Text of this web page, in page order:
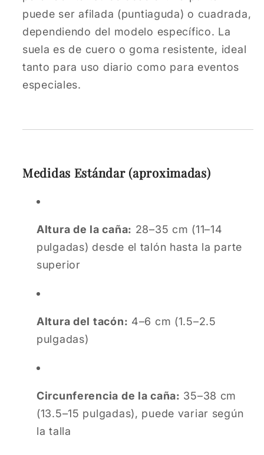
puede ser afilada (puntiaguda) o cuadrada,
dependiendo del modelo específico. La
suela es de cuero o goma resistente, ideal
tanto para uso diario como para eventos
especiales.
Medidas Estándar (aproximadas)
Altura de la caña: 28–35 cm (11–14
pulgadas) desde el talón hasta la parte
superior
Altura del tacón: 4–6 cm (1.5–2.5
pulgadas)
Circunferencia de la caña: 35–38 cm
(13.5–15 pulgadas), puede variar según
la talla